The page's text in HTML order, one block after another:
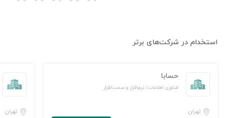
استخدام در شرکت‌های برتر
حسابا
فناوری اطلاعات/ نرم‌افزار و سخت‌افزار
تهران
تهران